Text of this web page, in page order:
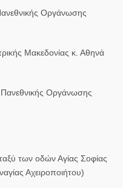
Οργάνωσης
Μακεδονίας κ. Αθηνά
Οργάνωσης
των οδών Αγίας Σοφίας
Αχειροποιήτου)